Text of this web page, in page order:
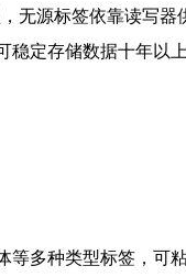
无源标签依靠读写
定存储数据十年以
多种类型标签，可